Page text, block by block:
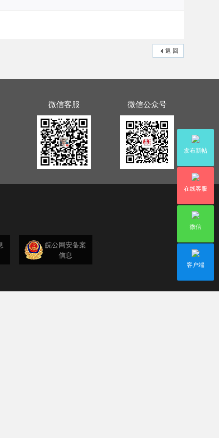
返 回
发布新帖
在线客服
微信
客户端
微信客服 微信公众号
皖公网安备案
信息